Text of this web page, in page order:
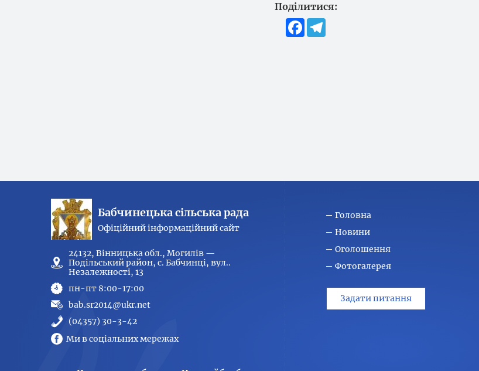
Поділитися:
Facebook
Бабчинецька сільська рада
Офіційний інформаційний сайт
24132, Вінницька обл., Могилів —
Подільський район, с. Бабчинці, вул..
Незалежності, 13
пн-пт 8:00-17:00
bab.sr2014@ukr.net
(04357) 30-3-42
Ми в соціальних мережах
Головна
Новини
Оголошення
Фотогалерея
Задати питання